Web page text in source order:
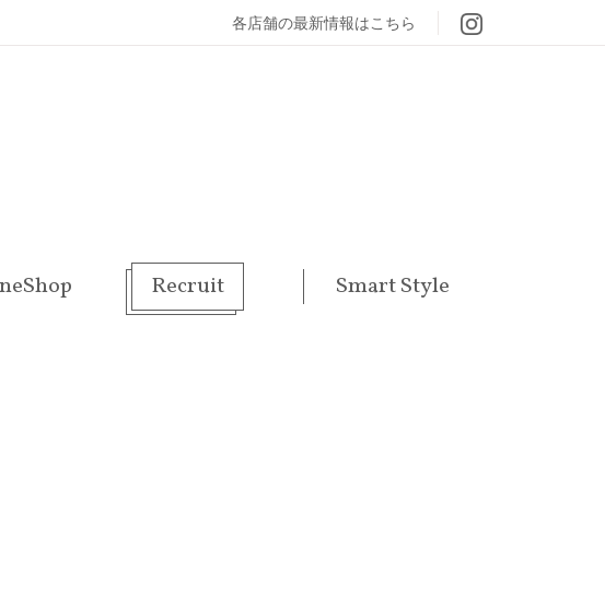
各店舗の最新情報はこちら
Recruit Smart Style